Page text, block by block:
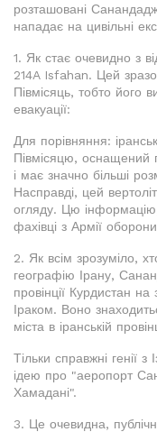
розташовані
нападає на цивільні
1. Як стає очевидно з
214A Isfahan. Цей
Півмісяць, тобто його
евакуації:
Для порівняння:
Півмісяцю, оснащений
і має значно більші
Насправді, цей
огляду. Цю
фахівці з Армії
2. Як всім зрозуміло,
географію Ірану,
провінції Курдистан
Іраком. Воно
міста в іранській
Тільки справжні генії
ідею про "аеропорт
Хамадані".
3. Це очевидна,